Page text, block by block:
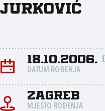
Jurković
18.10.2006.
DATUM ROĐENJA
Zagreb
MJESTO ROĐENJA